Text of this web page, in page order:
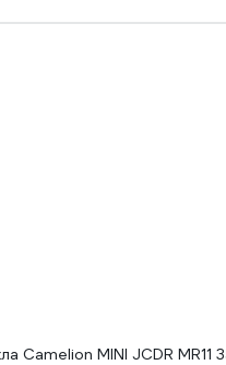
Camelion MINI JCDR